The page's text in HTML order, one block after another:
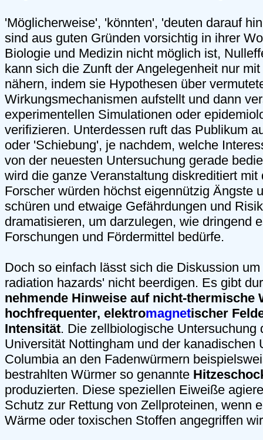
'Möglicherweise', 'könnten', 'deuten darauf
sind aus guten Gründen vorsichtig in ihrer
Biologie und Medizin nicht möglich ist,
kann sich die Zunft der Angelegenheit nur
nähern, indem sie Hypothesen über
Wirkungsmechanismen aufstellt und dann
experimentellen Simulationen oder
verifizieren. Unterdessen ruft das Publikum
oder 'Schiebung', je nachdem, welche
von der neuesten Untersuchung gerade
wird die ganze Veranstaltung diskreditiert
Forscher würden höchst eigennützig Ängste
schüren und etwaige Gefährdungen und
dramatisieren, um darzulegen, wie dringend
Forschungen und Fördermittel bedürfe.
Doch so einfach lässt sich die Diskussion
radiation hazards' nicht beerdigen. Es gibt
nehmende Hinweise auf nicht-thermische
hochfrequenter, elektromagnetischer
Intensität. Die zellbiologische Untersuchung
Universität Nottingham und der kanadischen
Columbia an den Fadenwürmern
bestrahlten Würmer so genannte
produzierten. Diese speziellen Eiweiße
Schutz zur Rettung von Zellproteinen, wenn
Wärme oder toxischen Stoffen angegriffen